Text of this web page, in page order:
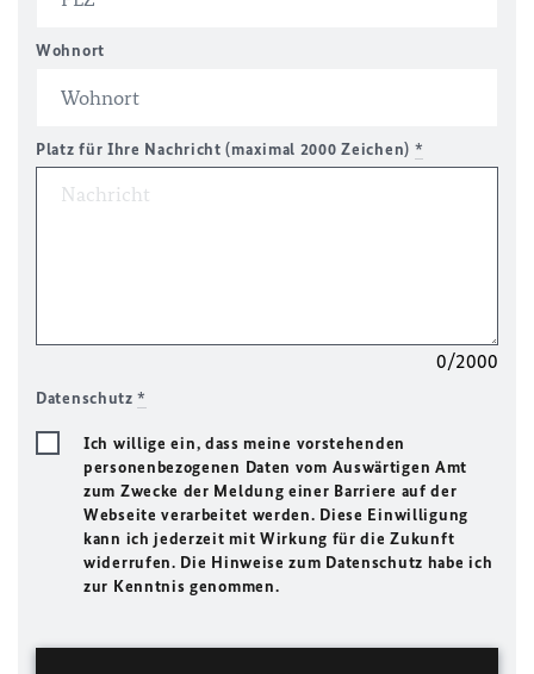
Wohnort
Platz für Ihre Nachricht (maximal 2000 Zeichen) *
0/2000
Datenschutz*
Ich willige ein, dass meine vorstehenden
personenbezogenen Daten vom Auswärtigen Amt
zum Zwecke der Meldung einer Barriere auf der
Webseite verarbeitet werden. Diese Einwilligung
kann ich jederzeit mit Wirkung für die Zukunft
widerrufen. Die Hinweise zum Datenschutz habe ich
zur Kenntnis genommen.